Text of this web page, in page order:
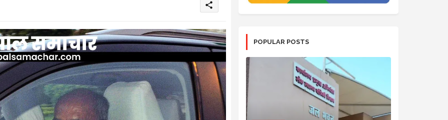
share
POPULAR POSTS